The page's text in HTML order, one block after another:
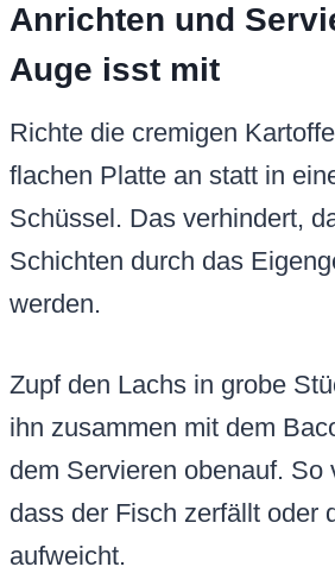
Anrichten und
Auge isst mit
Richte die cremigen
flachen Platte an statt in
Schüssel. Das verhindert,
Schichten durch das
werden.
Zupf den Lachs in grobe
ihn zusammen mit dem
dem Servieren obenauf. So
dass der Fisch zerfällt oder
aufweicht.